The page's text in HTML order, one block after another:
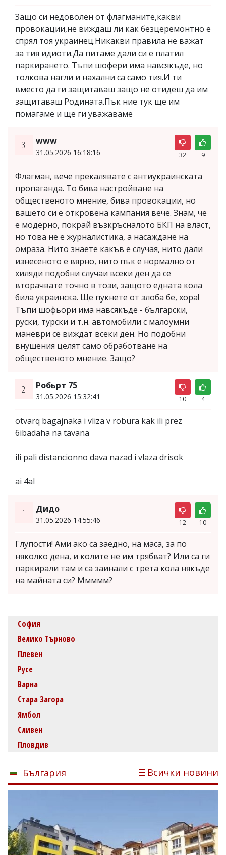
Защо си недоволен от флагманите,какви
провокации,не виждаш ли как безцеремонтно е
спрял тоя украинец.Никакви правила не важат
за тия идиоти.Да питаме дали си е платил
паркирането. Тъпи шофери има навсякъде, но
толкова нагли и нахални са само тия.И ти
вместо да ги защитаваш защо не отидеш да им
защитаваш Родината.Пък ние тук ще им
помагаме и ще ги уважаваме
3. www
31.05.2026 16:18:16 32 9
Флагман, вече прекалявате с антиукраинската
пропаганда. То бива настройване на
общественото мнение, бива провокации, но
вашето си е откровена кампания вече. Знам, че
е модерно, покрай възкръсналото БКП на власт,
но това не е журналистика, а насаждане на
омраза. Нито знаете какъв е случая, нито дали
изнесеното е вярно, нито пък е нормално от
хиляди подобни случаи всеки ден да се
вторачвате точно в този, защото едната кола
била украинска. Ще пукнете от злоба бе, хора!
Тъпи шофьори има навсякъде - български,
руски, турски и т.н. автомобили с малоумни
маневри се виждат всеки ден. Но подобни
внушения целят само обработване на
общественото мнение. Защо?
2. Робьрт 75
31.05.2026 15:32:41 10 4
otvarq bagajnaka i vliza v robura kak ili prez
6ibadaha na tavana
ili pali distancionno dava nazad i vlaza drisok
ai 4al
1. Дидо
31.05.2026 14:55:46 12 10
Глупости! Ами ако са заедно, на маса, за по
няколко дена, и колите не им трябват? Или са ги
паркирали там и са заинали с трета кола някъде
на майната си? Ммммм?
София
Велико Търново
Плевен
Русе
Варна
Стара Загора
Ямбол
Сливен
Пловдив
България Всички новини